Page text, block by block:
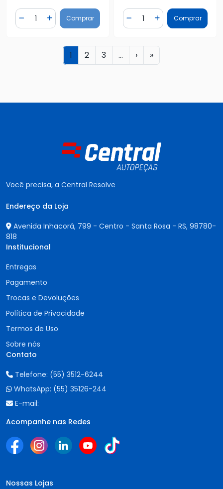
Diminuir Quantidade
Quantidade
Adicionar Quantidade
Comprar Diminuir Quantidade
Quantidade
AdicionarComprar
1 2 3 ... › »
Você precisa, a Central Resolve
Endereço da Loja
Avenida Inhacorá, 799 - Centro - Santa Rosa - RS, 98780-
818
Institucional
Entregas
Pagamento
Trocas e Devoluções
Política de Privacidade
Termos de Uso
Sobre nós
Contato
Telefone: (55) 3512-6244
WhatsApp: (55) 35126-244
E-mail:
Acompanhe nas Redes
Nossas Lojas